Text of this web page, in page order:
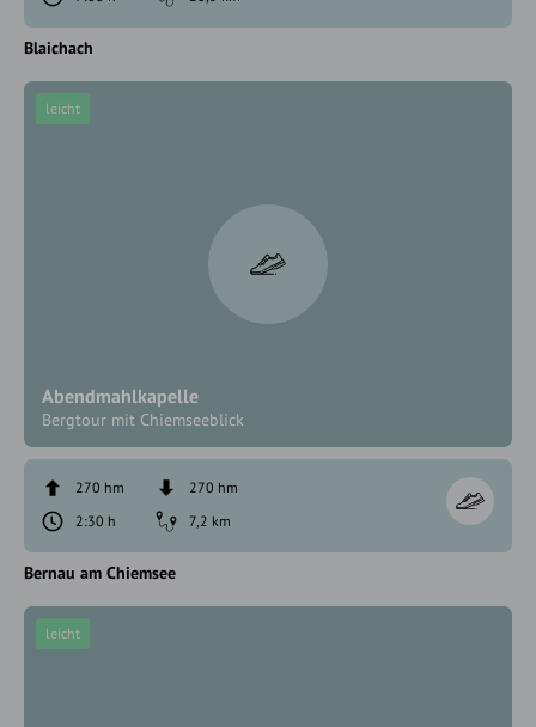
Blaichach
Abendmahlkapelle
Bergtour mit Chiemseeblick
leicht
270 hm
270 hm
2:30 h
7,2 km
Bernau am Chiemsee
leicht